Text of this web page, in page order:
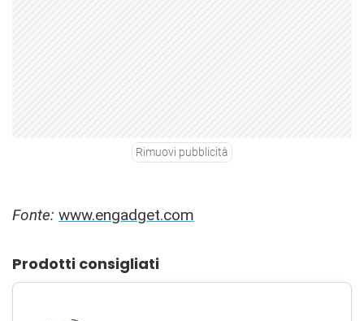
Rimuovi pubblicità
Fonte: www.engadget.com
Prodotti consigliati